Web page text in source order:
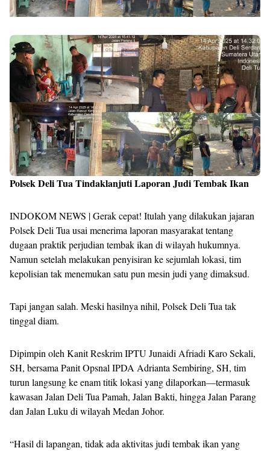
Polsek Deli Tua Tindaklanjuti Laporan Judi Tembak Ikan
INDOKOM NEWS | Gerak cepat! Itulah yang dilakukan jajaran
Polsek Deli Tua usai menerima laporan masyarakat tentang
dugaan praktik perjudian tembak ikan di wilayah hukumnya.
Namun setelah melakukan penyisiran ke sejumlah lokasi, tim
kepolisian tak menemukan satu pun mesin judi yang dimaksud.
Tapi jangan salah. Meski hasilnya nihil, Polsek Deli Tua tak
tinggal diam.
Dipimpin oleh Kanit Reskrim IPTU Junaidi Afriadi Karo Sekali,
SH, bersama Panit Opsnal IPDA Adrianta Sembiring, SH, tim
turun langsung ke enam titik lokasi yang dilaporkan—termasuk
kawasan Jalan Deli Tua Pamah, Jalan Bakti, hingga Jalan Parang
dan Jalan Luku di wilayah Medan Johor.
“Hasil di lapangan, tidak ada aktivitas judi tembak ikan yang